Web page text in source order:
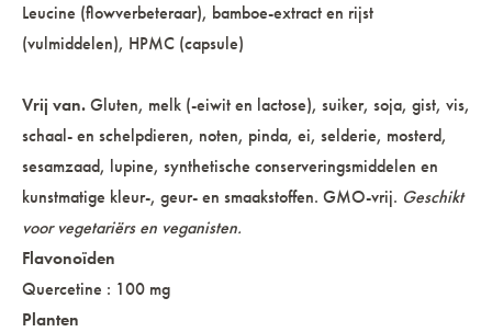
Leucine (flowverbeteraar), bamboe-extract en rijst
(vulmiddelen), HPMC (capsule)
Vrij van.Gluten, melk (-eiwit en lactose), suiker, soja, gist, vis,
schaal- en schelpdieren, noten, pinda, ei, selderie, mosterd,
sesamzaad, lupine, synthetische conserveringsmiddelen en
kunstmatige kleur-, geur- en smaakstoffen. GMO-vrij. Geschikt
voor vegetariërs en veganisten.
Flavonoïden
Quercetine : 100 mg
Planten